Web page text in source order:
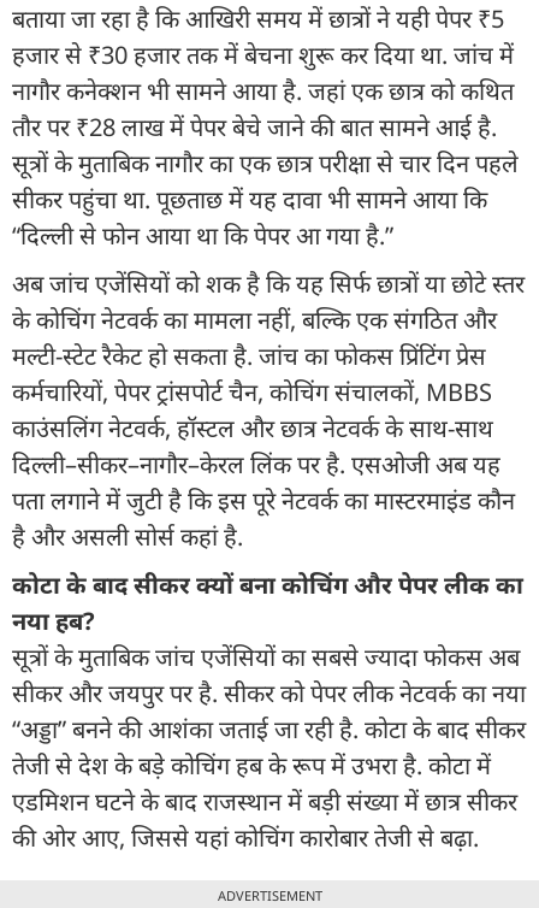
बताया जा रहा है कि आखिरी समय में छात्रों ने यही पेपर ₹5
हजार से ₹30 हजार तक में बेचना शुरू कर दिया था. जांच में
नागौर कनेक्शन भी सामने आया है. जहां एक छात्र को कथित
तौर पर ₹28 लाख में पेपर बेचे जाने की बात सामने आई है.
सूत्रों के मुताबिक नागौर का एक छात्र परीक्षा से चार दिन पहले
सीकर पहुंचा था. पूछताछ में यह दावा भी सामने आया कि
“दिल्ली से फोन आया था कि पेपर आ गया है.”
अब जांच एजेंसियों को शक है कि यह सिर्फ छात्रों या छोटे स्तर
के कोचिंग नेटवर्क का मामला नहीं, बल्कि एक संगठित और
मल्टी-स्टेट रैकेट हो सकता है. जांच का फोकस प्रिंटिंग प्रेस
कर्मचारियों, पेपर ट्रांसपोर्ट चैन, कोचिंग संचालकों, MBBS
काउंसलिंग नेटवर्क, हॉस्टल और छात्र नेटवर्क के साथ-साथ
दिल्ली–सीकर–नागौर–केरल लिंक पर है. एसओजी अब यह
पता लगाने में जुटी है कि इस पूरे नेटवर्क का मास्टरमाइंड कौन
है और असली सोर्स कहां है.
कोटा के बाद सीकर क्यों बना कोचिंग और पेपर लीक का
नया हब?
सूत्रों के मुताबिक जांच एजेंसियों का सबसे ज्यादा फोकस अब
सीकर और जयपुर पर है. सीकर को पेपर लीक नेटवर्क का नया
“अड्डा” बनने की आशंका जताई जा रही है. कोटा के बाद सीकर
तेजी से देश के बड़े कोचिंग हब के रूप में उभरा है. कोटा में
एडमिशन घटने के बाद राजस्थान में बड़ी संख्या में छात्र सीकर
की ओर आए, जिससे यहां कोचिंग कारोबार तेजी से बढ़ा.
ADVERTISEMENT